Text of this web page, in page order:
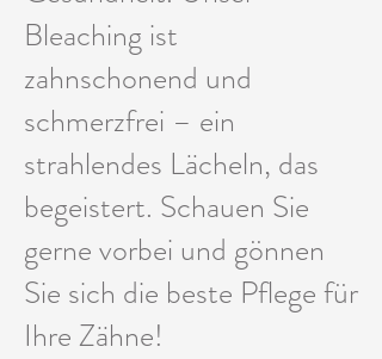
Bleaching ist
zahnschonend und
schmerzfrei – ein
strahlendes Lächeln, das
begeistert. Schauen Sie
gerne vorbei und gönnen
Sie sich die beste Pflege für
Ihre Zähne!